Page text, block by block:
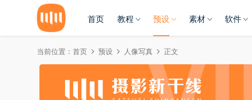
首页 教程 预设 素材 软件
当前位置： 首页 预设 人像写真 正文